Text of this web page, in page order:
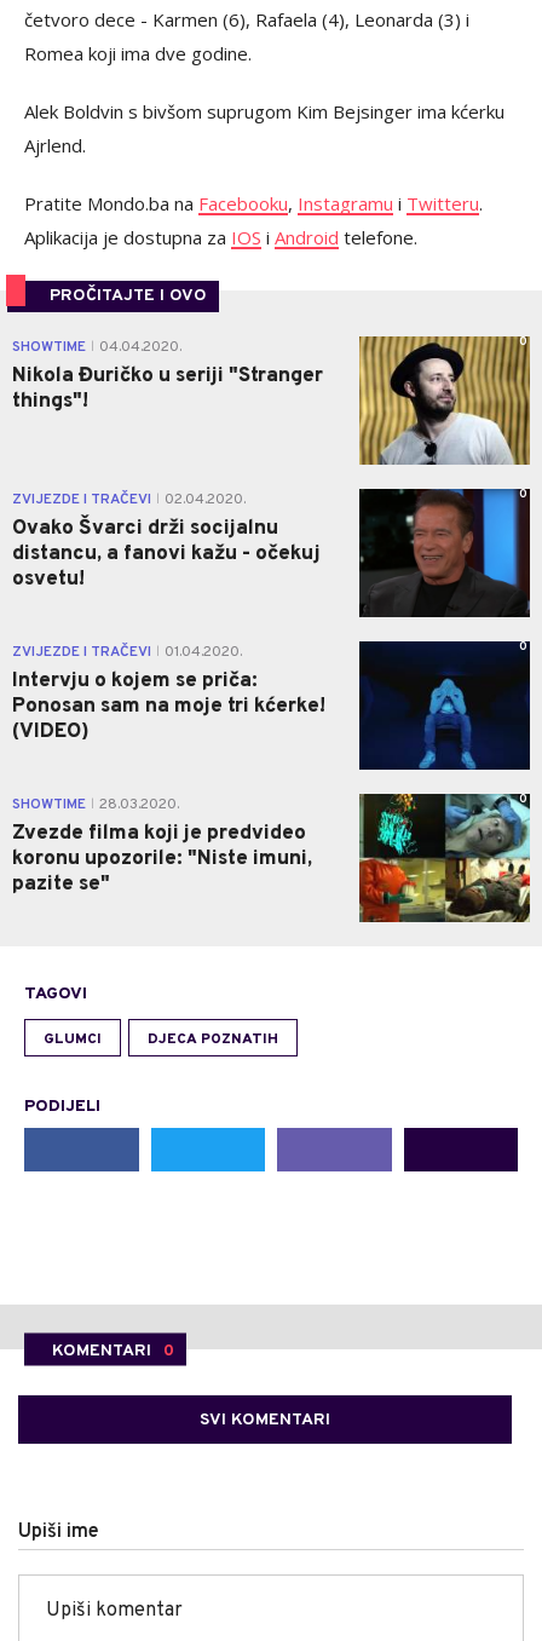
četvoro dece - Karmen (6), Rafaela (4), Leonarda (3) i
Romea koji ima dve godine.
Alek Boldvin s bivšom suprugom Kim Bejsinger ima kćerku
Ajrlend.
Pratite Mondo.ba na Facebooku, Instagramu i Twitteru.
Aplikacija je dostupna za IOS i Android telefone.
PROČITAJTE I OVO
SHOWTIME 04.04.2020.
Nikola Đuričko u seriji "Stranger
things"!
0
ZVIJEZDE I TRAČEVI 02.04.2020.
Ovako Švarci drži socijalnu
distancu, a fanovi kažu - očekuj
osvetu!
0
ZVIJEZDE I TRAČEVI 01.04.2020.
Intervju o kojem se priča:
Ponosan sam na moje tri kćerke!
(VIDEO)
0
SHOWTIME 28.03.2020.
Zvezde filma koji je predvideo
koronu upozorile: "Niste imuni,
pazite se"
0
TAGOVI
GLUMCI DJECA POZNATIH
PODIJELI
KOMENTARI 0
SVI KOMENTARI
Upiši ime